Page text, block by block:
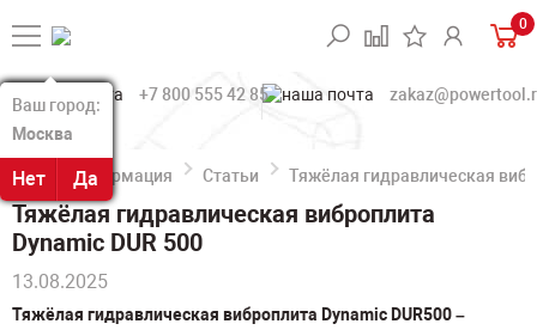
Ваш город:
Москва
Нет Да
Ваш город:
Москва
Нет Да
0
+7 800 555 42 85
Информация Статьи Тяжёлая гидравлическая
Тяжёлая гидравлическая виброплита
Dynamic DUR 500
13.08.2025
Тяжёлая гидравлическая виброплита Dynamic DUR500 –